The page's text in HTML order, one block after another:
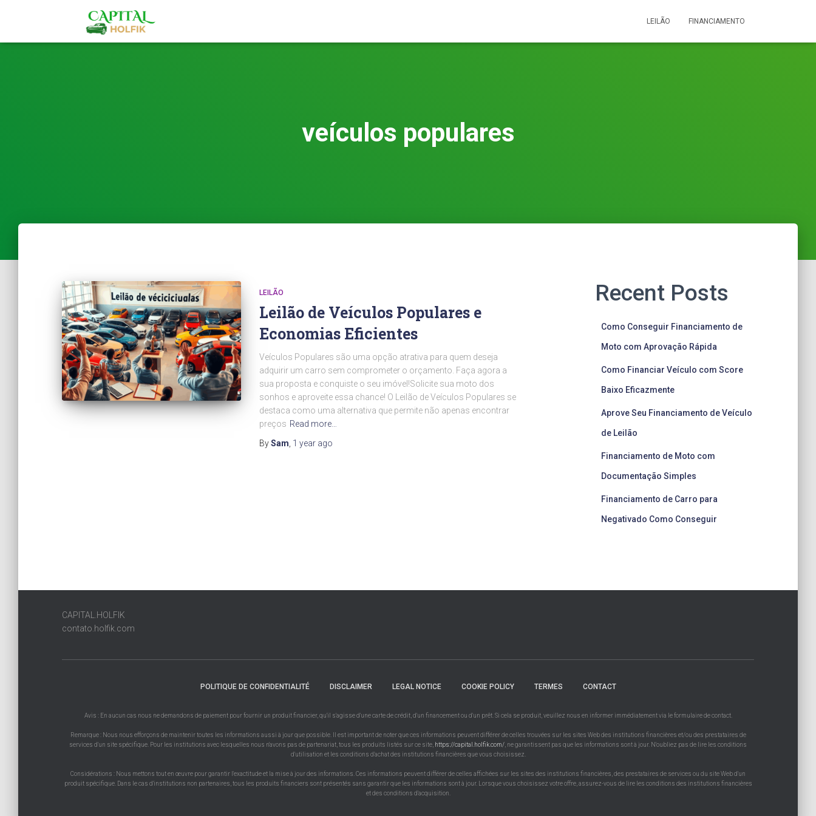
LEILÃO FINANCIAMENTO
veículos populares
LEILÃO
Leilão de Veículos Populares e
Economias Eficientes
Veículos Populares são uma opção atrativa para quem deseja
adquirir um carro sem comprometer o orçamento. Faça agora a
sua proposta e conquiste o seu imóvel!Solicite sua moto dos
sonhos e aproveite essa chance! O Leilão de Veículos Populares se
destaca como uma alternativa que permite não apenas encontrar
preços Read more…
BySam 1 year ago
Recent Posts
Como Conseguir Financiamento de
Moto com Aprovação Rápida
Como Financiar Veículo com Score
Baixo Eficazmente
Aprove Seu Financiamento de Veículo
de Leilão
Financiamento de Moto com
Documentação Simples
Financiamento de Carro para
Negativado Como Conseguir
CAPITAL.HOLFIK
contato.holfik.com
POLITIQUE DE CONFIDENTIALITÉ DISCLAIMER LEGAL NOTICE COOKIE POLICY TERMES CONTACT
Avis : En aucun cas nous ne demandons de paiement pour fournir un produit financier, qu'il s'agisse d'une carte de crédit, d'un financement ou d'un prêt. Si cela se produit, veuillez nous en informer immédiatement via le formulaire de contact.
Remarque : Nous nous efforçons de maintenir toutes les informations aussi à jour que possible. Il est important de noter que ces informations peuvent différer de celles trouvées sur les sites Web des institutions financières et/ou des prestataires de
services d'un site spécifique. Pour les institutions avec lesquelles nous n'avons pas de partenariat, tous les produits listés sur ce site, https://capital.holfik.com/ , ne garantissent pas que les informations sont à jour. N'oubliez pas de lire les conditions
d'utilisation et les conditions d'achat des institutions financières que vous choisissez.
Considérations : Nous mettons tout en œuvre pour garantir l'exactitude et la mise à jour des informations. Ces informations peuvent différer de celles affichées sur les sites des institutions financières, des prestataires de services ou du site Web d'un
produit spécifique. Dans le cas d'institutions non partenaires, tous les produits financiers sont présentés sans garantir que les informations sont à jour. Lorsque vous choisissez votre offre, assurez-vous de lire les conditions des institutions financières
et des conditions d'acquisition.